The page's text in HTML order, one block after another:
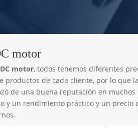
motor
motor, todos tenemos diferentes
productos de cada cliente, por lo que
de una buena reputación en muchos
y un rendimiento práctico y un